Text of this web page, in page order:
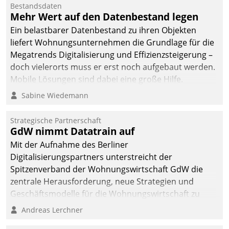
Datatrain. Die meravis
Wohnungsbau- und
Immobilien GmbH hat
sich dabei für den Betrieb
der Lösung über die SAP
Cloud Platform
entschieden - als erstes
Unternehmen am
Bestandsdaten
Mehr Wert auf den Datenbestand legen
Ein belastbarer Datenbestand zu ihren Objekten
liefert Wohnungsunternehmen die Grundlage für die
Megatrends Digitalisierung und Effizienzsteigerung –
doch vielerorts muss er erst noch aufgebaut werden.
Mobile Lösungen sind dabei eine große Hilfe.
Sabine Wiedemann
Strategische Partnerschaft
GdW nimmt Datatrain auf
Mit der Aufnahme des Berliner
Digitalisierungspartners unterstreicht der
Spitzenverband der Wohnungswirtschaft GdW die
zentrale Herausforderung, neue Strategien und
Geschäftsmodelle für die Wohnungswirtschaft zu
entwickeln.
Andreas Lerchner